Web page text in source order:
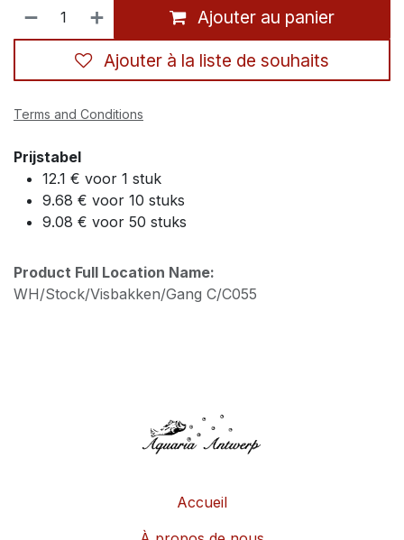
Ajouter au panier
Ajouter à la liste de souhaits
Terms and Conditions
Prijstabel
12.1 € voor 1 stuk
9.68 € voor 10 stuks
9.08 € voor 50 stuks
Product Full Location Name:
WH/Stock/Visbakken/Gang C/C055
Accueil